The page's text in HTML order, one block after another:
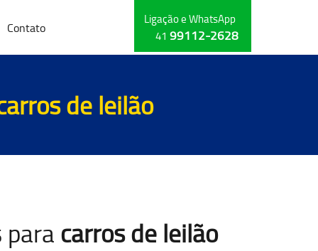
Contato
Ligação e WhatsApp
41 99112-2628
de leilão
para carros de leilão